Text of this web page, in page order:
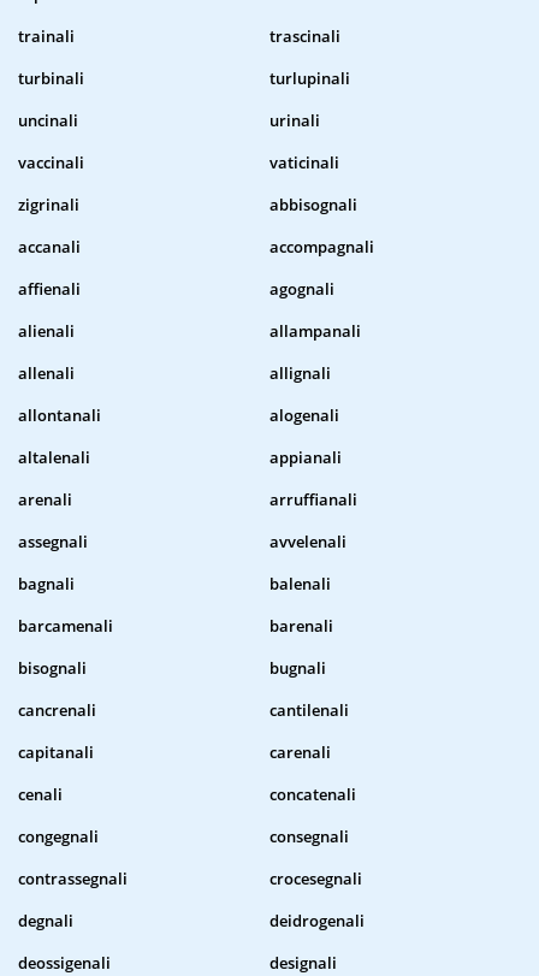
trainali
trascinali
turbinali
turlupinali
uncinali
urinali
vaccinali
vaticinali
zigrinali
abbisognali
accanali
accompagnali
affienali
agognali
alienali
allampanali
allenali
allignali
allontanali
alogenali
altalenali
appianali
arenali
arruffianali
assegnali
avvelenali
bagnali
balenali
barcamenali
barenali
bisognali
bugnali
cancrenali
cantilenali
capitanali
carenali
cenali
concatenali
congegnali
consegnali
contrassegnali
crocesegnali
degnali
deidrogenali
deossigenali
designali